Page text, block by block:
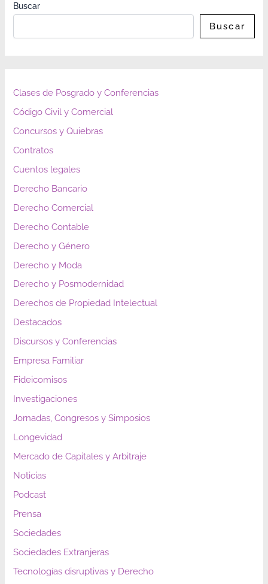
Buscar
Buscar
Clases de Posgrado y Conferencias
Código Civil y Comercial
Concursos y Quiebras
Contratos
Cuentos legales
Derecho Bancario
Derecho Comercial
Derecho Contable
Derecho y Género
Derecho y Moda
Derecho y Posmodernidad
Derechos de Propiedad Intelectual
Destacados
Discursos y Conferencias
Empresa Familiar
Fideicomisos
Investigaciones
Jornadas, Congresos y Simposios
Longevidad
Mercado de Capitales y Arbitraje
Noticias
Podcast
Prensa
Sociedades
Sociedades Extranjeras
Tecnologías disruptivas y Derecho